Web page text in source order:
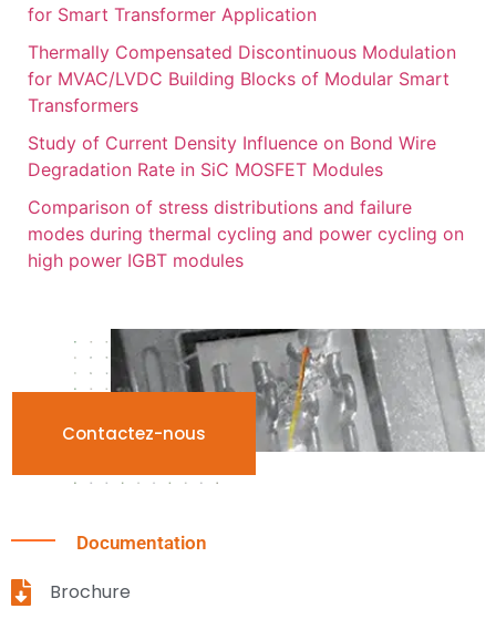
for Smart Transformer Application
Thermally Compensated Discontinuous Modulation
for MVAC/LVDC Building Blocks of Modular Smart
Transformers
Study of Current Density Influence on Bond Wire
Degradation Rate in SiC MOSFET Modules
Comparison of stress distributions and failure
modes during thermal cycling and power cycling on
high power IGBT modules
Contactez-nous
Documentation
Brochure